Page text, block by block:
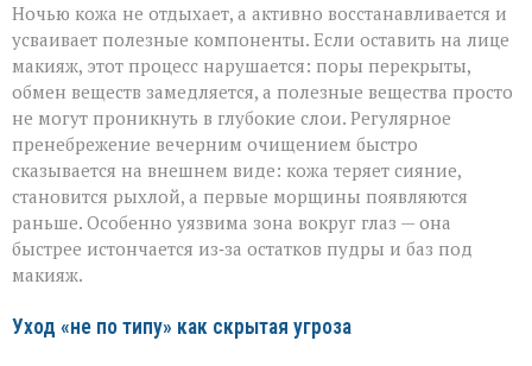
Ночью кожа не отдыхает, а активно восстанавливается и
усваивает полезные компоненты. Если оставить на лице
макияж, этот процесс нарушается: поры перекрыты,
обмен веществ замедляется, а полезные вещества просто
не могут проникнуть в глубокие слои. Регулярное
пренебрежение вечерним очищением быстро
сказывается на внешнем виде: кожа теряет сияние,
становится рыхлой, а первые морщины появляются
раньше. Особенно уязвима зона вокруг глаз — она
быстрее истончается из‑за остатков пудры и баз под
макияж.
Уход «не по типу» как скрытая угроза